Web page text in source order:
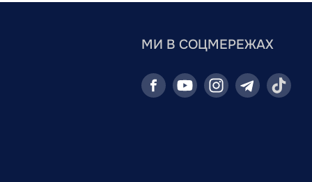
МИ В СОЦМЕРЕЖАХ